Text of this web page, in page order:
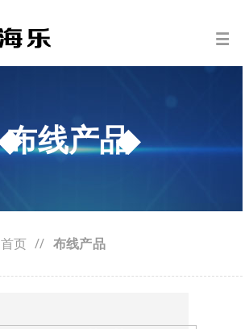
布线产品
首页 // 布线产品